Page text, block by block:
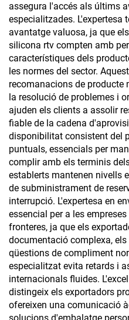
assegura l'accés als últims
especialitzades. L'expertesa
avantatge valuosa, ja que
silicona rtv compten amb
característiques dels
les normes del sector.
recomanacions de producte
la resolució de problemes i
ajuden els clients a assolir
fiable de la cadena
disponibilitat consistent del
puntuals, essencials per
complir amb els terminis
establerts mantenen nivells
de subministrament de
interrupció. L'expertesa en
essencial per a les
fronteres, ja que els
documentació complexa,
qüestions de compliment
especialitzat evita retards i
internacionals fluides.
distingeix els exportadors
ofereixen una comunicació